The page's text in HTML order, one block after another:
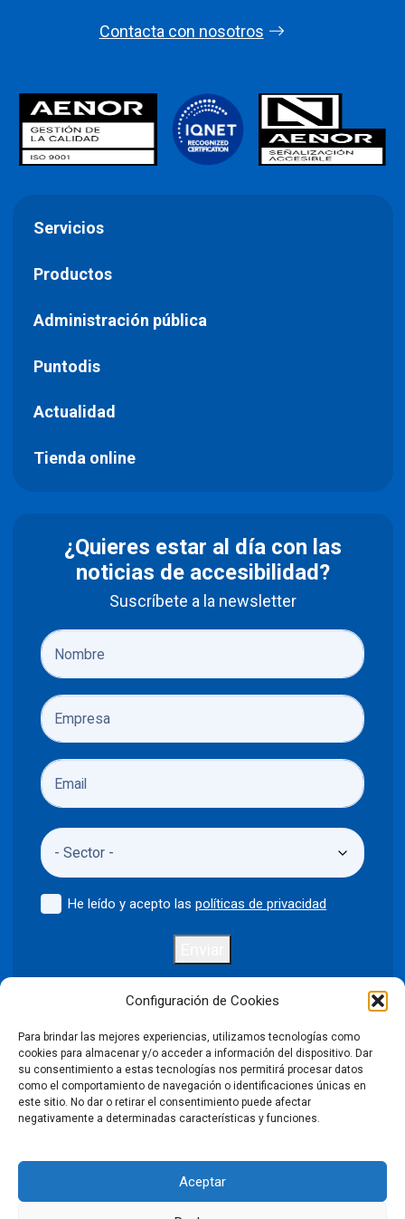
Configuración de Cookies
Para brindar las mejores experiencias, utilizamos tecnologías como
cookies para almacenar y/o acceder a información del dispositivo. Dar
su consentimiento a estas tecnologías nos permitirá procesar datos
como el comportamiento de navegación o identificaciones únicas en
este sitio. No dar o retirar el consentimiento puede afectar
negativamente a determinadas características y funciones.
Aceptar
Contacta con nosotros
Servicios
Productos
Administración pública
Puntodis
Actualidad
Tienda online
¿Quieres estar al día con las
noticias de accesibilidad?
Suscríbete a la newsletter
He leído y acepto laspolíticas de privacidad
Política de privacidad Aviso legal
Política de cookies
Declaración de accesibilidad